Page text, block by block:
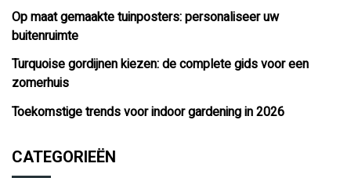
Op maat gemaakte tuinposters: personaliseer uw
buitenruimte
Turquoise gordijnen kiezen: de complete gids voor een
zomerhuis
Toekomstige trends voor indoor gardening in 2026
CATEGORIEËN